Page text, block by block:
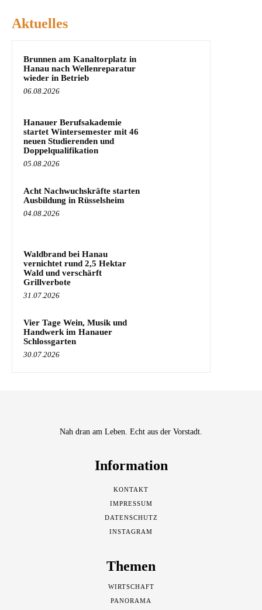
Aktuelles
Brunnen am Kanaltorplatz in
Hanau nach Wellenreparatur
wieder in Betrieb
06.08.2026
Hanauer Berufsakademie
startet Wintersemester mit 46
neuen Studierenden und
Doppelqualifikation
05.08.2026
Acht Nachwuchskräfte starten
Ausbildung in Rüsselsheim
04.08.2026
Waldbrand bei Hanau
vernichtet rund 2,5 Hektar
Wald und verschärft
Grillverbote
31.07.2026
Vier Tage Wein, Musik und
Handwerk im Hanauer
Schlossgarten
30.07.2026
Nah dran am Leben. Echt aus der Vorstadt.
Information
KONTAKT
IMPRESSUM
DATENSCHUTZ
INSTAGRAM
Themen
WIRTSCHAFT
PANORAMA